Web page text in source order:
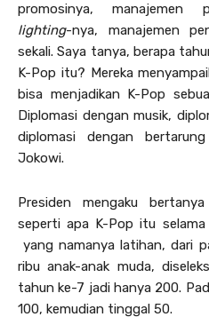
promosinya, manajemen
lighting-nya, manajemen
sekali. Saya tanya, berapa
K-Pop itu? Mereka
bisa menjadikan K-Pop
Diplomasi dengan musik,
diplomasi dengan
Jokowi.
Presiden mengaku
seperti apa K-Pop itu
yang namanya latihan, dari
ribu anak-anak muda,
tahun ke-7 jadi hanya 200.
100, kemudian tinggal 50.